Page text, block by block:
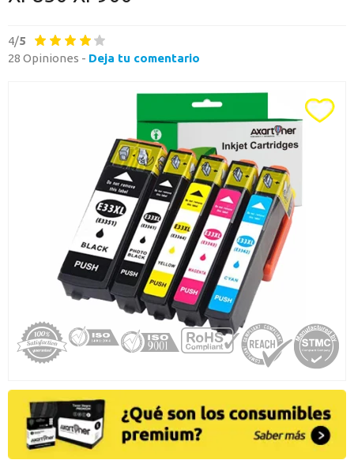
Toda la informacion
Ten una visión completa de dónde está tu pedido y accede a tu
historial de compras
Promociones especiales
Recibe nuestras promociones y ofertas suscribiéndote a nuestro
boletin de noticias
Ventajas para miembros
Accede a descuentos exclusivos y ofertas en toda la gama de
consumibles e informática.
registro distribuidor
crear cuenta
4/5
28 Opiniones - Deja tu comentario